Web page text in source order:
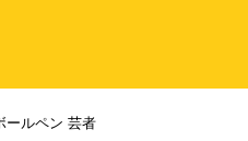
ールペン 芸者